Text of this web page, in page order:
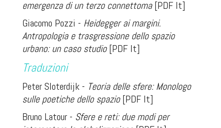
emergenza di un terzo connettoma[PDF It]
Giacomo Pozzi - Heidegger ai margini.
Antropologia e trasgressione dello spazio
urbano: un caso studio[PDF It]
Traduzioni
Peter Sloterdijk - Teoria delle sfere: Monologo
sulle poetiche dello spazio[PDF It]
Bruno Latour - Sfere e reti: due modi per